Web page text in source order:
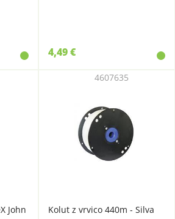
4,49 €
John
Kolut z vrvico 440m - Silva
4607635